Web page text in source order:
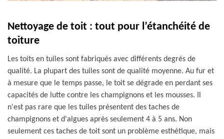
Nettoyage de toit : tout pour l’étanchéité de
toiture
Les toits en tuiles sont fabriqués avec différents degrés de
qualité. La plupart des tuiles sont de qualité moyenne. Au fur et
à mesure que le temps passe, le toit se dégrade en perdant ses
capacités de lutte contre les champignons et les mousses. Il
n'est pas rare que les tuiles présentent des taches de
champignons et d'algues après seulement 4 à 5 ans. Non
seulement ces taches de toit sont un problème esthétique, mais